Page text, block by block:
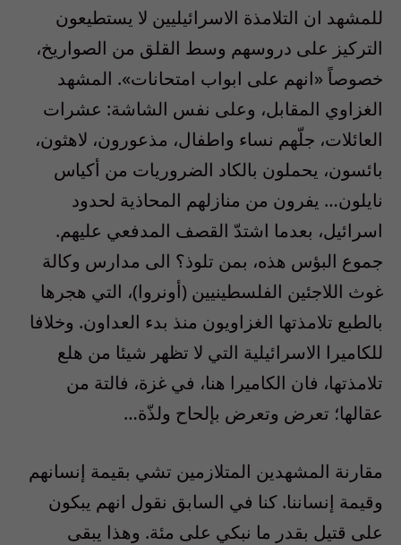
للمشهد ان التلامذة الاسرائيليين لا يستطيعون
التركيز على دروسهم وسط القلق من الصواريخ،
خصوصاً «انهم على ابواب امتحانات». المشهد
الغزاوي المقابل، وعلى نفس الشاشة: عشرات
العائلات، جلّهم نساء واطفال، مذعورون، لاهثون،
بائسون، يحملون بالكاد الضروريات من أكياس
نايلون… يفرون من منازلهم المحاذية لحدود
اسرائيل، بعدما اشتدّ القصف المدفعي عليهم.
جموع البؤس هذه، بمن تلوذ؟ الى مدارس وكالة
غوث اللاجئين الفلسطينيين (أونروا)، التي هجرها
بالطبع تلامذتها الغزاويون منذ بدء العداون. وخلافا
للكاميرا الاسرائيلية التي لا تظهر شيئا من هلع
تلامذتها، فان الكاميرا هنا، في غزة، فالتة من
عقالها؛ تعرض وتعرض بإلحاح ولذّة…
مقارنة المشهدين المتلازمين تشي بقيمة إنسانهم
وقيمة إنساننا. كنا في السابق نقول انهم يبكون
على قتيل بقدر ما نبكي على مئة. وهذا يبقى